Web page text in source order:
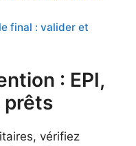
final : valider et
: EPI,
prêts
vérifiez